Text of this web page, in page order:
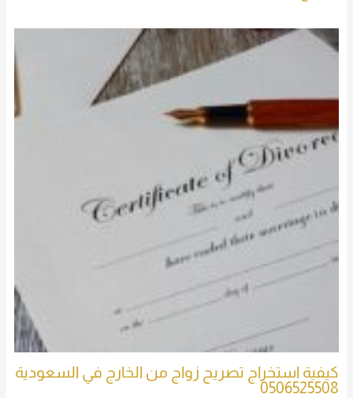
كيفية استخراج تصريح زواج من الخارج في السعودية
0506525508